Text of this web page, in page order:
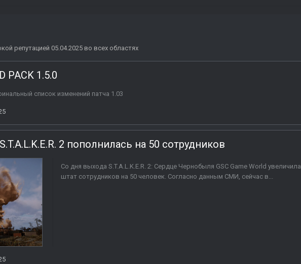
репутацией 05.04.2025 во всех областях
PACK 1.5.0
список изменений патча 1.03
2 пополнилась на 50 сотрудников
Со дня выхода S.T.A.L.K.E.R. 2: Сердце Чернобыля GSC Game World увеличила
штат сотрудников на 50 человек. Согласно данным СМИ, сейчас в...